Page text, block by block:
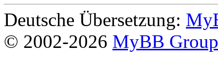
Deutsche Übersetzung:
© 2002-2026 MyBB Group